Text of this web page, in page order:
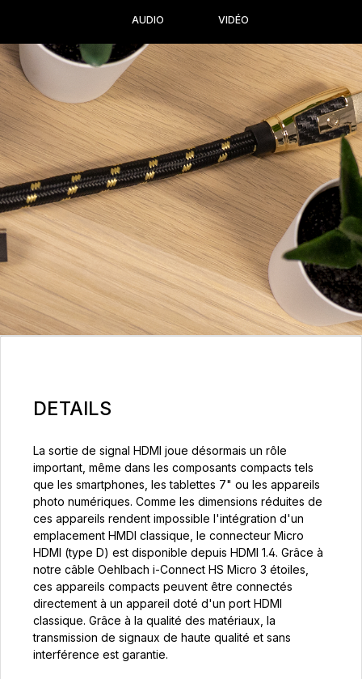
AUDIO VIDÉO
DETAILS
La sortie de signal HDMI joue désormais un rôle
important, même dans les composants compacts tels
que les smartphones, les tablettes 7" ou les appareils
photo numériques. Comme les dimensions réduites de
ces appareils rendent impossible l'intégration d'un
emplacement HMDI classique, le connecteur Micro
HDMI (type D) est disponible depuis HDMI 1.4. Grâce à
notre câble Oehlbach i-Connect HS Micro 3 étoiles,
ces appareils compacts peuvent être connectés
directement à un appareil doté d'un port HDMI
classique. Grâce à la qualité des matériaux, la
transmission de signaux de haute qualité et sans
interférence est garantie.